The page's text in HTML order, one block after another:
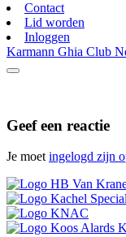
Contact
Lid worden
Inloggen
Karmann Ghia Club
Geef een reactie
Je moet ingelogd zijn